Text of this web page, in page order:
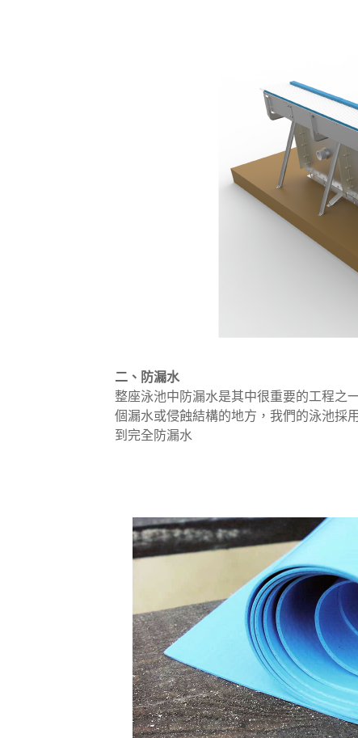
二、防漏水
整座泳池中防漏水是其中很重要的工程之
個漏水或侵蝕結構的地方 ， 我們的泳池採
到完全防漏水